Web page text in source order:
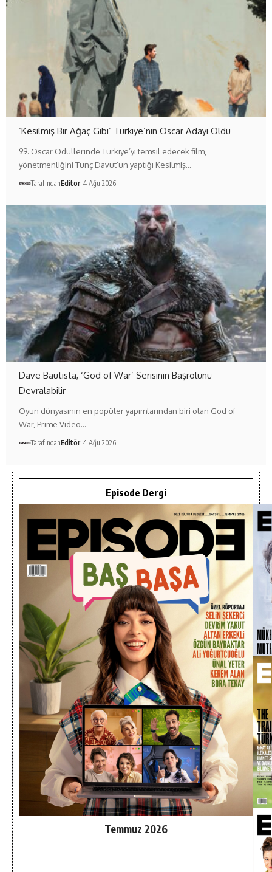
‘Kesilmiş Bir Ağaç Gibi’ Türkiye’nin Oscar Adayı Oldu
99. Oscar Ödüllerinde Türkiye’yi temsil edecek film,
yönetmenliğini Tunç Davut’un yaptığı Kesilmiş…
TarafındanEditör 4 Ağu 2026
Dave Bautista, ‘God of War’ Serisinin Başrolünü
Devralabilir
Oyun dünyasının en popüler yapımlarından biri olan God of
War, Prime Video…
TarafındanEditör 4 Ağu 2026
Episode Dergi
Temmuz 2026